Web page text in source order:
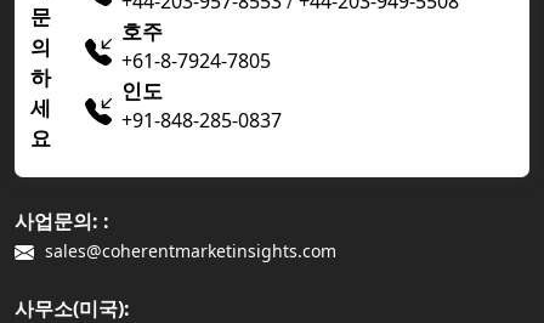
문
의
하
세
요
호주
+61-8-7924-7805
인도
+91-848-285-0837
사업문의: :
sales@coherentmarketinsights.com
사무소(미국):